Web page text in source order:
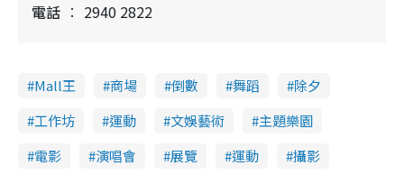
電話
2940 2822
Mall王 商場 倒數 舞蹈
除夕
工作坊
運動 文娛藝術
主題樂園
電影
演唱會 展覽 運動 攝影